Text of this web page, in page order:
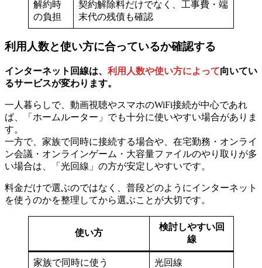
解約時
の負担
契約解除料だけでなく、工事費・端
末代の残債も確認
利用人数と使い方に合っているか確認する
インターネット回線は、 利用人数や使い方によって向いてい
るサービスが変わります。
一人暮らしで、動画視聴やスマホのWiFi接続が中心であれ
ば、「ホームルーター」でも十分に使いやすい場合がありま
す。
一方で、家族で同時に接続する場合や、在宅勤務・オンライ
ン会議・オンラインゲーム・大容量ファイルのやり取りが多
い場合は、「光回線」の方が安定しやすいです。
料金だけで選ぶのではなく、普段どのようにインターネット
を使うのかを整理してから選ぶことが大切です。
使い方
検討しやすい回
線
家族で同時に使う 光回線